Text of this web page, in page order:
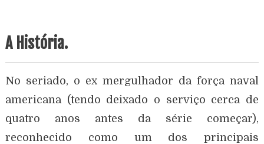
A História.
No seriado, o ex mergulhador da força naval
americana (tendo deixado o serviço cerca de
quatro anos antes da série começar),
reconhecido como um dos principais